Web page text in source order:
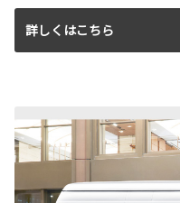
詳しくはこちら